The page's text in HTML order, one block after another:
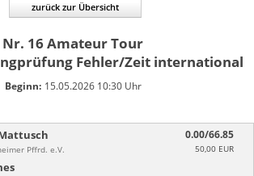
zurück zur Übersicht
Nr. 16 Amateur Tour
Fehler/Zeit international
Beginn: 15.05.2026 10:30 Uhr
Pffrd. e.V.
0.00/66.85
50,00 EUR